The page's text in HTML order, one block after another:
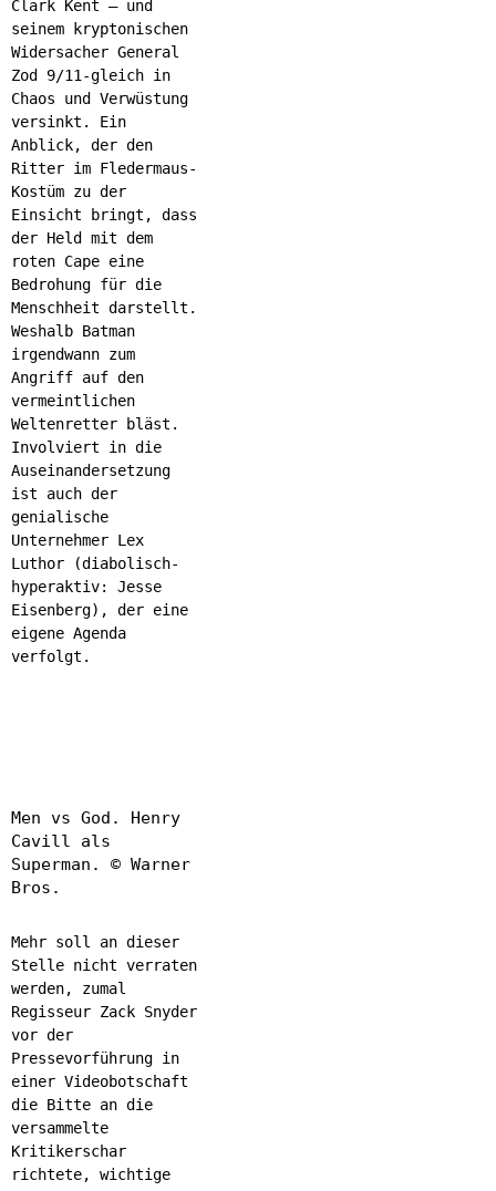
Clark Kent – und
seinem kryptonischen
Widersacher General
Zod 9/11-gleich in
Chaos und Verwüstung
versinkt. Ein
Anblick, der den
Ritter im Fledermaus-
Kostüm zu der
Einsicht bringt, dass
der Held mit dem
roten Cape eine
Bedrohung für die
Menschheit darstellt.
Weshalb Batman
irgendwann zum
Angriff auf den
vermeintlichen
Weltenretter bläst.
Involviert in die
Auseinandersetzung
ist auch der
genialische
Unternehmer Lex
Luthor (diabolisch-
hyperaktiv: Jesse
Eisenberg), der eine
eigene Agenda
verfolgt.
Men vs God. Henry
Cavill als
Superman. © Warner
Bros.
Mehr soll an dieser
Stelle nicht verraten
werden, zumal
Regisseur Zack Snyder
vor der
Pressevorführung in
einer Videobotschaft
die Bitte an die
versammelte
Kritikerschar
richtete, wichtige